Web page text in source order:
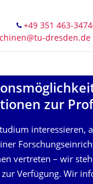
zur
interessieren,
vertreten – wir
Verfügung. Wir